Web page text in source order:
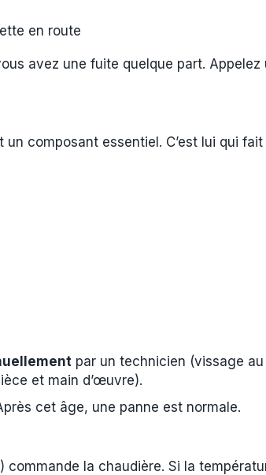
en route
avez une fuite quelque part.
composant essentiel. C’est lui qui
par un technicien (vissage
et main d’œuvre).
cet âge, une panne est normale.
commande la chaudière. Si la